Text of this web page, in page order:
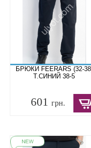
БРЮКИ FEERARS (32-
Т.СИНИЙ 38-5
601 грн.